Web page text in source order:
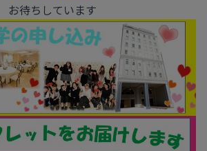
お待ちしています